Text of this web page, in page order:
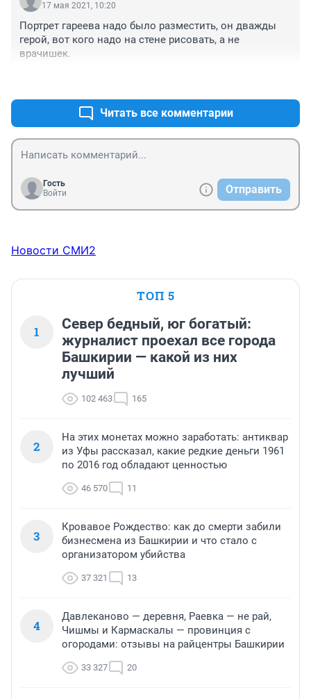
17 мая 2021, 10:20
Портрет гареева надо было разместить, он дважды
герой, вот кого надо на стене рисовать, а не
врачишек.
Читать все комментарии
Гость
Войти
Отправить
Новости СМИ2
ТОП 5
1
Север бедный, юг богатый:
журналист проехал все города
Башкирии — какой из них
лучший
102 463 165
2
На этих монетах можно заработать: антиквар
из Уфы рассказал, какие редкие деньги 1961
по 2016 год обладают ценностью
46 570 11
3
Кровавое Рождество: как до смерти забили
бизнесмена из Башкирии и что стало с
организатором убийства
37 321 13
4
Давлеканово — деревня, Раевка — не рай,
Чишмы и Кармаскалы — провинция с
огородами: отзывы на райцентры Башкирии
33 327 20